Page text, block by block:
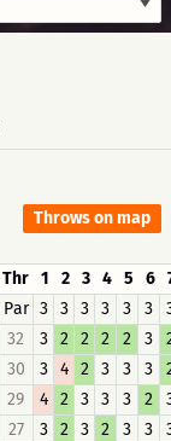
Throws on map
Thr 1 2 3 4 5 6
Par 3 3 3 3 3 3
32 3 2 2 2 2 3
30 3 4 2 3 3 3
29 4 2 3 3 3 2
27 3 2 3 2 3 3